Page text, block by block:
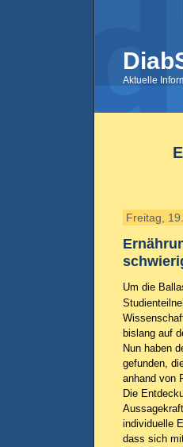
Aktuelle
Freitag,
Um die
bislang auf
Nun haben
gefunden,
anhand von
Die
individuelle
dass sich